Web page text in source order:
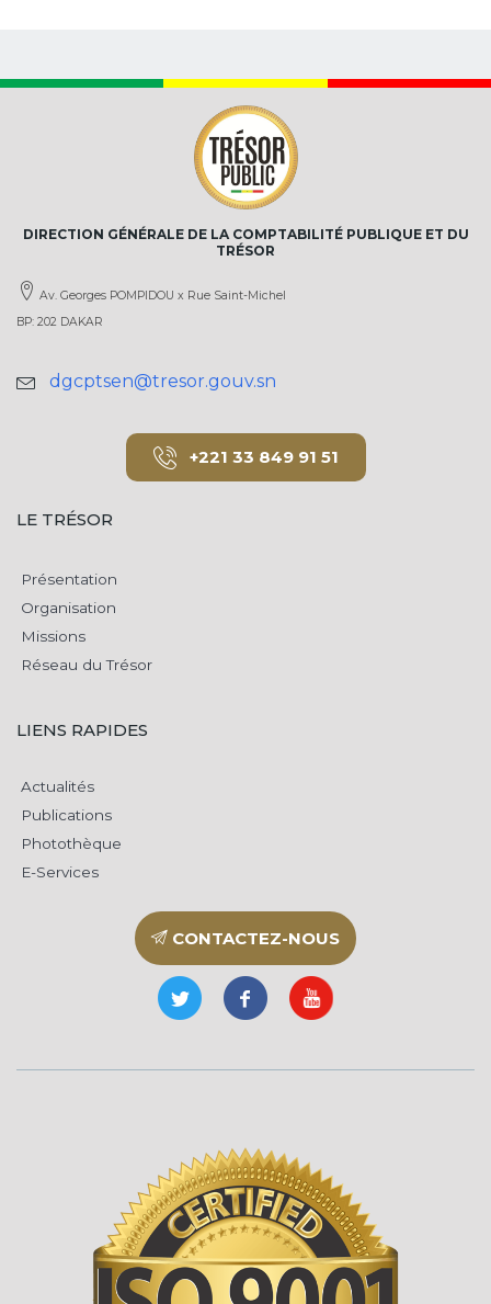
DIRECTION GÉNÉRALE DE LA COMPTABILITÉ PUBLIQUE ET DU
TRÉSOR
Av. Georges POMPIDOU x Rue Saint-Michel
BP: 202 DAKAR
dgcptsen@tresor.gouv.sn
+221 33 849 91 51
LE TRÉSOR
Présentation
Organisation
Missions
Réseau du Trésor
LIENS RAPIDES
Actualités
Publications
Photothèque
E-Services
CONTACTEZ-NOUS